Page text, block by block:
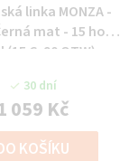
linka MONZA -
mat - 15 horní
(15 G-90 OTW)
30 dní
059 Kč
KOŠÍKU